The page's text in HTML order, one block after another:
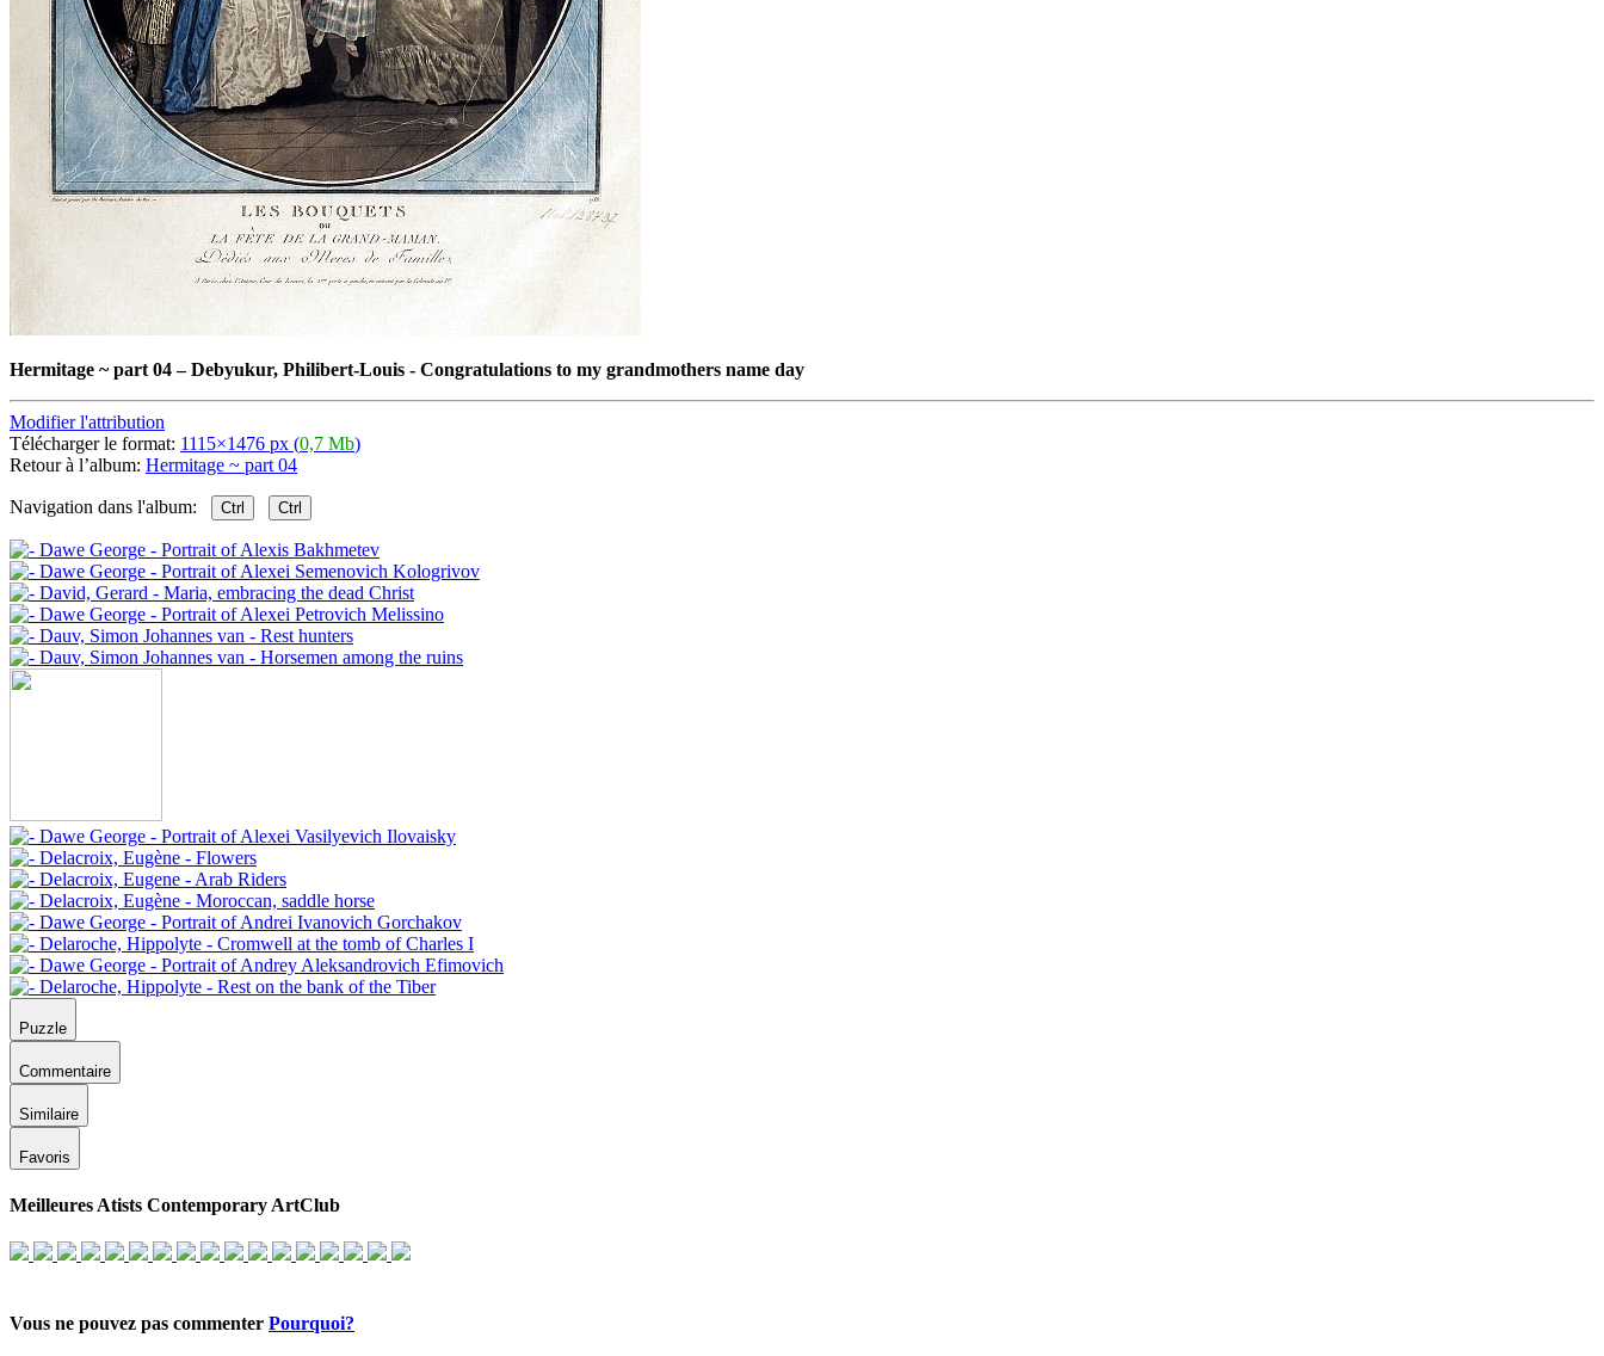
Hermitage ~ part 04–Debyukur, Philibert-Louis - Congratulations to my grandmothers name day
Modifier l'attribution
Télécharger le format: 1115×1476 px (0,7 Mb)
Retour à l’album: Hermitage ~ part 04
Navigation dans l'album: Ctrl Ctrl
Puzzle
Commentaire
Similaire
Favoris
Meilleures Atists Contemporary ArtClub
Vous ne pouvez pas commenter Pourquoi?